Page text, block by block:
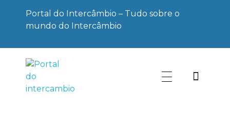
Portal do Intercâmbio – Tudo sobre o
mundo do Intercâmbio